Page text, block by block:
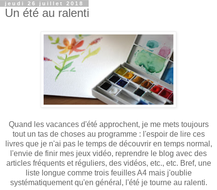
jeudi 26 juillet 2018
Un été au ralenti
Quand les vacances d'été approchent, je me mets toujours
tout un tas de choses au programme : l'espoir de lire ces
livres que je n'ai pas le temps de découvrir en temps normal,
l'envie de finir mes jeux vidéo, reprendre le blog avec des
articles fréquents et réguliers, des vidéos, etc., etc. Bref, une
liste longue comme trois feuilles A4 mais j'oublie
systématiquement qu'en général, l'été je tourne au ralenti.